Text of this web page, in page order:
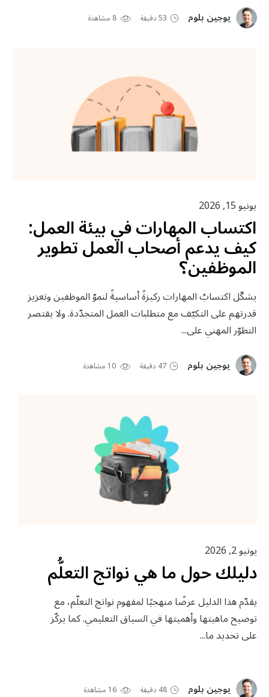
يوجين بلوم 53 دقيقة 8 مشاهدة
يونيو 15, 2026
اكتساب المهارات في بيئة العمل:
كيف يدعم أصحاب العمل تطوير
الموظفين؟
يشكّل اكتسابُ المهارات ركيزةً أساسيةً لنموّ الموظفين وتعزيز
قدرتهم على التكيّف مع متطلبات العمل المتجدّدة. ولا يقتصر
التطوّر المهني على...
يوجين بلوم 47 دقيقة 10 مشاهدة
يونيو 2, 2026
دليلك حول ما هي نواتج التعلُّم
يقدّم هذا الدليل عرضًا منهجيًا لمفهوم نواتج التعلّم، مع
توضيح ماهيتها وأهميتها في السياق التعليمي. كما يركّز
على تحديد ما...
يوجين بلوم 48 دقيقة 16 مشاهدة